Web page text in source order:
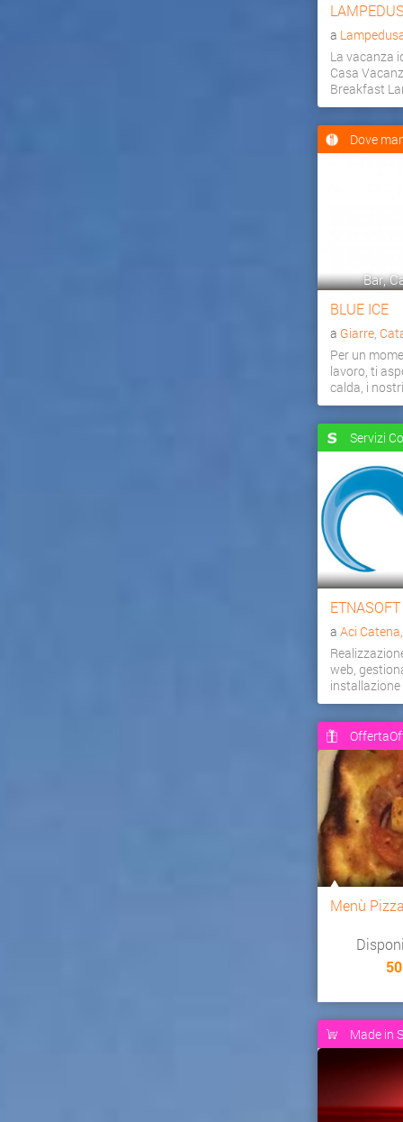
a
La vacanza
Casa
Breakfast
Dove
Bar,
BLUE ICE
a Giarre,
Per un
lavoro, ti
calda, i
Servizi
ETNASOFT
aAci
web,
Menù
50
Made in